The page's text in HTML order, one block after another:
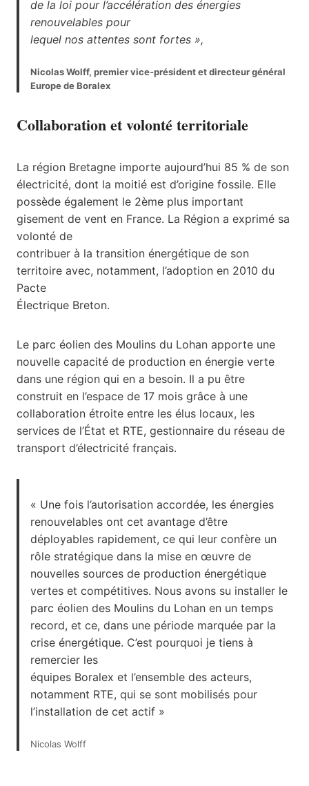
de la loi pour l’accélération des énergies
renouvelables pour
lequel nos attentes sont fortes »,
Nicolas Wolff, premier vice-président et directeur général
Europe de Boralex
Collaboration et volonté territoriale
La région Bretagne importe aujourd’hui 85 % de son
électricité, dont la moitié est d’origine fossile. Elle
possède également le 2ème plus important
gisement de vent en France. La Région a exprimé sa
volonté de
contribuer à la transition énergétique de son
territoire avec, notamment, l’adoption en 2010 du
Pacte
Électrique Breton.
Le parc éolien des Moulins du Lohan apporte une
nouvelle capacité de production en énergie verte
dans une région qui en a besoin. Il a pu être
construit en l’espace de 17 mois grâce à une
collaboration étroite entre les élus locaux, les
services de l’État et RTE, gestionnaire du réseau de
transport d’électricité français.
« Une fois l’autorisation accordée, les énergies
renouvelables ont cet avantage d’être
déployables rapidement, ce qui leur confère un
rôle stratégique dans la mise en œuvre de
nouvelles sources de production énergétique
vertes et compétitives. Nous avons su installer le
parc éolien des Moulins du Lohan en un temps
record, et ce, dans une période marquée par la
crise énergétique. C’est pourquoi je tiens à
remercier les
équipes Boralex et l’ensemble des acteurs,
notamment RTE, qui se sont mobilisés pour
l’installation de cet actif »
Nicolas Wolff